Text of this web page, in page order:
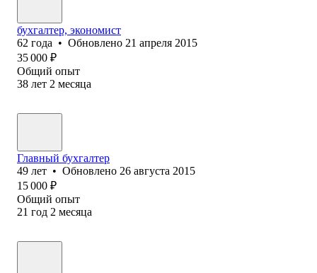
бухгалтер, экономист
62 года • Обновлено 21 апреля 2015
35 000 ₽
Общий опыт
38 лет 2 месяца
Главный бухгалтер
49 лет • Обновлено 26 августа 2015
15 000 ₽
Общий опыт
21 год 2 месяца